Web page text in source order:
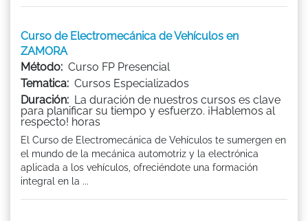
Curso de Electromecánica de Vehículos en
ZAMORA
Método: Curso FP Presencial
Tematica: Cursos Especializados
Duración: La duración de nuestros cursos es clave
para planificar su tiempo y esfuerzo. ¡Hablemos al
respecto! horas
El Curso de Electromecánica de Vehículos te sumergen en
el mundo de la mecánica automotriz y la electrónica
aplicada a los vehículos, ofreciéndote una formación
integral en la ...